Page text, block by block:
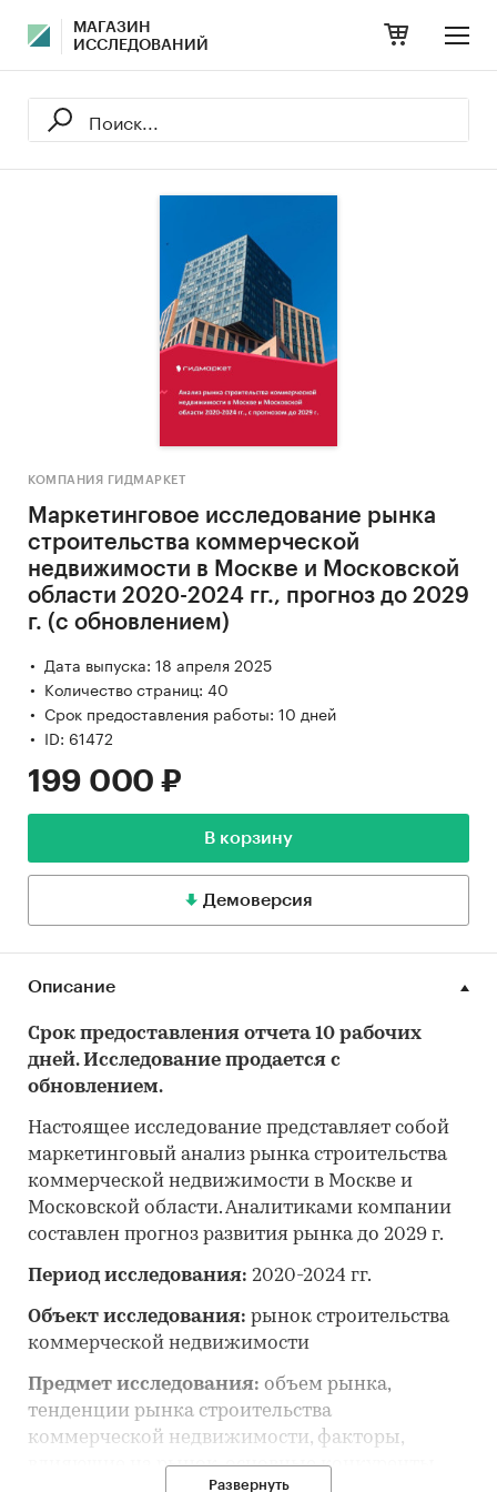
МАГАЗИН
ИССЛЕДОВАНИЙ
КОМПАНИЯ ГИДМАРКЕТ
Маркетинговое исследование рынка
строительства коммерческой
недвижимости в Москве и Московской
области 2020-2024 гг., прогноз до 2029
г. (с обновлением)
Дата выпуска: 18 апреля 2025
Количество страниц: 40
Срок предоставления работы: 10 дней
ID: 61472
199 000 ₽
В корзину
Демоверсия
Описание
Срок предоставления отчета 10 рабочих
дней. Исследование продается с
обновлением.
Настоящее исследование представляет собой
маркетинговый анализ рынка строительства
коммерческой недвижимости в Москве и
Московской области. Аналитиками компании
составлен прогноз развития рынка до 2029 г.
Период исследования: 2020-2024 гг.
Объект исследования: рынок строительства
коммерческой недвижимости
Предмет исследования: объем рынка,
тенденции рынка строительства
коммерческой недвижимости, факторы,
влияющие на рынок, основные конкуренты,
Развернуть